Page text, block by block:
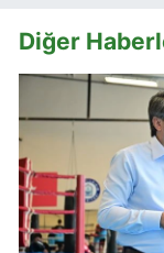
Diğer